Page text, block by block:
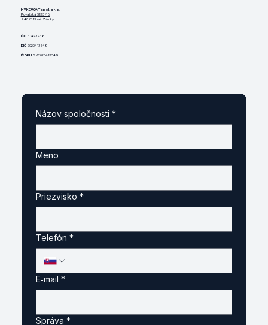
HYKEMONT spol. s r.o.
Považská 5133/18
940 01 Nové Zámky
IČO31423736
DIČ2020413549
IČ DPHSK2020413549
Názov spoločnosti *
Meno
Priezvisko *
Telefón *
E‑mail *
Správa *